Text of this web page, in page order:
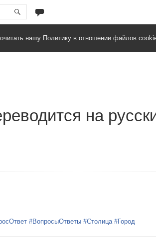
нашу Политику в отношении файлов
на
#ВопросыОтветы #Столица #Город